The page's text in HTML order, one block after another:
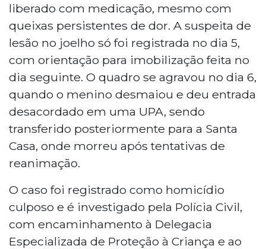
liberado com medicação, mesmo com
queixas persistentes de dor. A suspeita de
lesão no joelho só foi registrada no dia 5,
com orientação para imobilização feita no
dia seguinte. O quadro se agravou no dia 6,
quando o menino desmaiou e deu entrada
desacordado em uma UPA, sendo
transferido posteriormente para a Santa
Casa, onde morreu após tentativas de
reanimação.
O caso foi registrado como homicídio
culposo e é investigado pela Polícia Civil,
com encaminhamento à Delegacia
Especializada de Proteção à Criança e ao